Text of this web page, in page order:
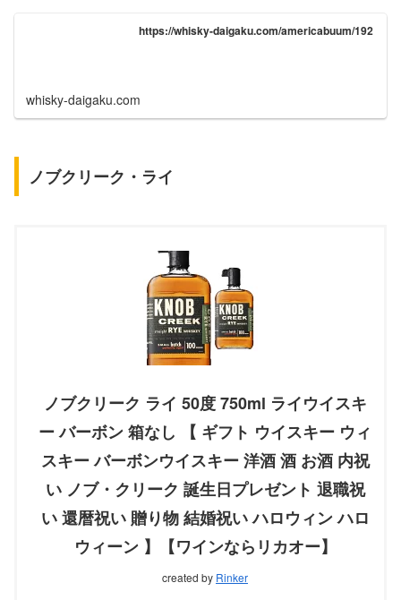
https://whisky-daigaku.com/americabuum/192
whisky-daigaku.com
ノブクリーク・ライ
ノブクリーク ライ 50度 750ml ライウイスキ
ー バーボン 箱なし 【 ギフト ウイスキー ウィ
スキー バーボンウイスキー 洋酒 酒 お酒 内祝
い ノブ・クリーク 誕生日プレゼント 退職祝
い 還暦祝い 贈り物 結婚祝い ハロウィン ハロ
ウィーン 】【ワインならリカオー】
created by Rinker